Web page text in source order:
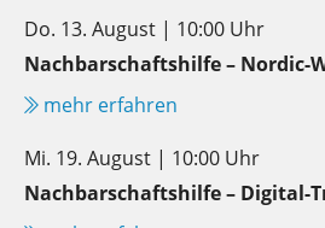
Do. 13. August | 10:00 Uhr
Nachbarschaftshilfe – Nordic-
mehr erfahren
Mi. 19. August | 10:00 Uhr
Nachbarschaftshilfe – Digital-